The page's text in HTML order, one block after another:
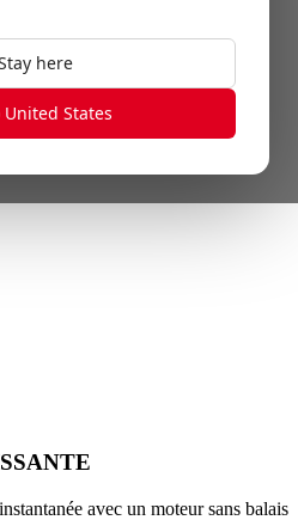
here
United States
avec un moteur sans balais